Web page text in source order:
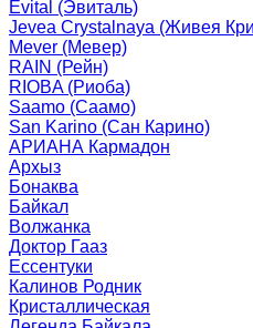
Evital (Эвиталь)
Jevea Crystalnaya (Живея
Mever (Мевер)
RAIN (Рейн)
RIOBA (Риоба)
Saamo (Саамо)
San Karino (Сан Карино)
АРИАНА Кармадон
Архыз
Бонаква
Байкал
Волжанка
Доктор Гааз
Ессентуки
Калинов Родник
Кристаллическая